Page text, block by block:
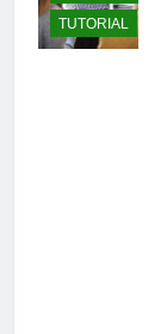
TUTORIAL